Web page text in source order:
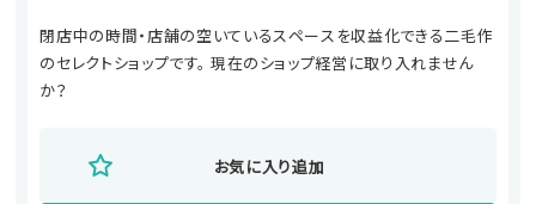
閉店中の時間・店舗の空いているスペースを収益化できる二毛作
のセレクトショップです。 現在のショップ経営に取り入れません
か？
お気に入り追加